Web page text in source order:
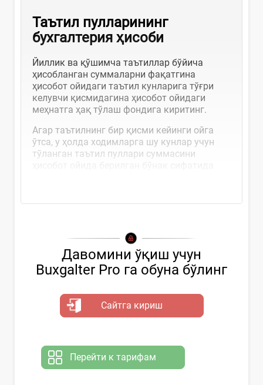
Таътил пулларининг
бухгалтерия ҳисоби
Йиллик ва қўшимча таътиллар бўйича
ҳисобланган суммаларни фақатгина
ҳисобот ойидаги таътил кунларига тўғри
келувчи қисмидагина ҳисобот ойидаги
меҳнатга ҳақ тўлаш фондига киритинг.
Агар таътилнинг бир қисми кейинги ойга
ўтса, у ҳолда ходимларга шу кунлар учун
тўланган таътил пуллари суммасини
Давомини ўқиш учун
Buxgalter Pro га обуна бўлинг
Сайтга кириш
Перейти к тарифам